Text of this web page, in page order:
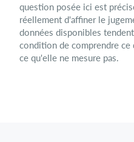
question posée ici est
réellement d'affiner le
données disponibles
condition de comprendre
ce qu'elle ne mesure pas.